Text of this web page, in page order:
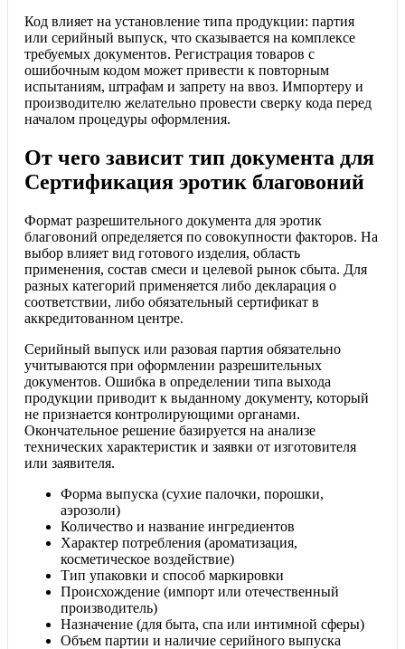
Код влияет на установление типа продукции: партия
или серийный выпуск, что сказывается на комплексе
требуемых документов. Регистрация товаров с
ошибочным кодом может привести к повторным
испытаниям, штрафам и запрету на ввоз. Импортеру и
производителю желательно провести сверку кода перед
началом процедуры оформления.
От чего зависит тип документа для
Сертификация эротик благовоний
Формат разрешительного документа для эротик
благовоний определяется по совокупности факторов. На
выбор влияет вид готового изделия, область
применения, состав смеси и целевой рынок сбыта. Для
разных категорий применяется либо декларация о
соответствии, либо обязательный сертификат в
аккредитованном центре.
Серийный выпуск или разовая партия обязательно
учитываются при оформлении разрешительных
документов. Ошибка в определении типа выхода
продукции приводит к выданному документу, который
не признается контролирующими органами.
Окончательное решение базируется на анализе
технических характеристик и заявки от изготовителя
или заявителя.
Форма выпуска (сухие палочки, порошки,
аэрозоли)
Количество и название ингредиентов
Характер потребления (ароматизация,
косметическое воздействие)
Тип упаковки и способ маркировки
Происхождение (импорт или отечественный
производитель)
Назначение (для быта, спа или интимной сферы)
Объем партии и наличие серийного выпуска